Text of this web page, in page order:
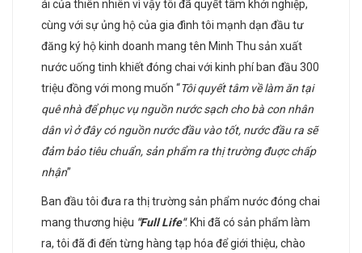
ái của thiên nhiên vì vậy tôi đã quyết tâm khởi nghiệp,
cùng với sự ủng hộ của gia đình tôi mạnh dạn đầu tư
đăng ký hộ kinh doanh mang tên Minh Thu sản xuất
nước uống tinh khiết đóng chai với kinh phí ban đầu 300
triệu đồng với mong muốn “Tôi quyết tâm về làm ăn tại
quê nhà để phục vụ nguồn nước sạch cho bà con nhân
dân vì ở đây có nguồn nước đầu vào tốt, nước đầu ra sẽ
đảm bảo tiêu chuẩn, sản phẩm ra thị trường đuợc chấp
nhận”
Ban đầu tôi đưa ra thị trường sản phẩm nước đóng chai
mang thương hiệu "Full Life". Khi đã có sản phẩm làm
ra, tôi đã đi đến từng hàng tạp hóa để giới thiệu, chào